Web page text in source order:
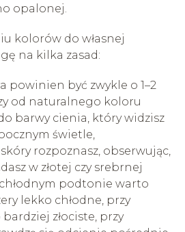
opalonej.
kolorów do własnej
na kilka zasad:
powinien być zwykle o 1–2
od naturalnego koloru
barwy cienia, który widzisz
świetle,
rozpoznasz, obserwując,
w złotej czy srebrnej
podtonie warto
lekko chłodne, przy
bardziej złociste, przy